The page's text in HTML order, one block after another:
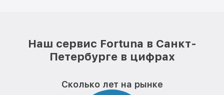
Наш сервис Fortuna в Санкт-
Петербурге в цифрах
Сколько лет на рынке